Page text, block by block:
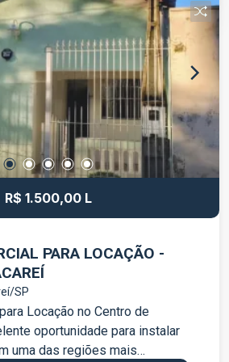
R$ 1.500,00 L
PARA LOCAÇÃO -
SP
Locação no Centro de
uma das regiões mais